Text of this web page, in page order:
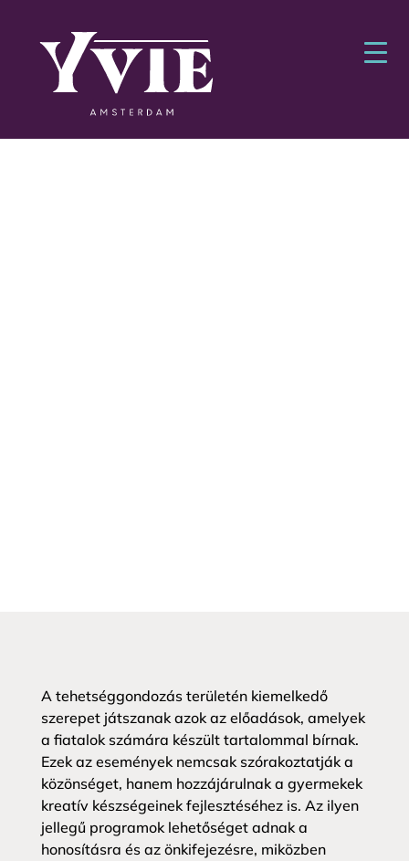
A tehetséggondozás területén kiemelkedő
szerepet játszanak azok az előadások, amelyek
a fiatalok számára készült tartalommal bírnak.
Ezek az események nemcsak szórakoztatják a
közönséget, hanem hozzájárulnak a gyermekek
kreatív készségeinek fejlesztéséhez is. Az ilyen
jellegű programok lehetőséget adnak a
honosításra és az önkifejezésre, miközben